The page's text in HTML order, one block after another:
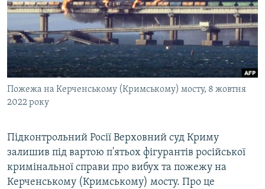
ДЕПОРТАЦІЯ
ВІДЕОУРОКИ «ELIFBE»
СВІДЧЕННЯ ОКУПАЦІЇ
УКРАЇНСЬКА ПРОБЛЕМА КРИМУ
ІНФОГРАФІКА
ЯК ОБІЙТИ БЛОКУВАННЯ
Русский
Qırımtatar
ДОЛУЧАЙСЯ!
Усі сайти RFE/RL
Пожежа на Керченському (Кримському) мосту, 8 жовтня
2022 року
Підконтрольний Росії Верховний суд Криму
залишив під вартою п'ятьох фігурантів російської
кримінальної справи про вибух та пожежу на
Керченському (Кримському) мосту. Про це